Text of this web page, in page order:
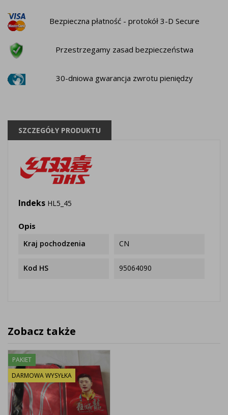
Bezpieczna płatność - protokół 3-D Secure
Przestrzegamy zasad bezpieczeństwa
30-dniowa gwarancja zwrotu pieniędzy
SZCZEGÓŁY PRODUKTU
Indeks HL5_45
Opis
Kraj pochodzenia CN
Kod HS 95064090
Zobacz także
PAKIET
DARMOWA WYSYŁKA